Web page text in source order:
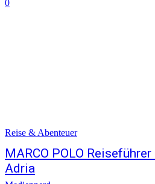
0
Reise & Abenteuer
MARCO POLO
Adria